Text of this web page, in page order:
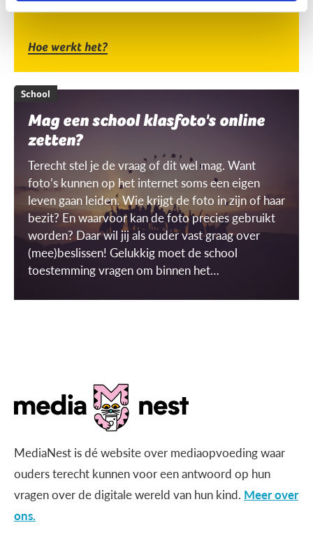
Hoe werkt het?
School
Mag een school klasfoto's online
zetten?
Terecht stel je de vraag of dit wel mag. Want
foto’s kunnen op het internet soms een eigen
leven gaan leiden. Wie krijgt de foto in zijn of haar
bezit? En waarvoor kan de foto precies gebruikt
worden? Daar wil jij als ouder vast graag over
(mee)beslissen! Gelukkig moet de school
toestemming vragen om binnen het
maken én gebruiken. Maar wat is dat dan, een
MediaNest is dé website over mediaopvoeding waar
ouders terecht kunnen voor een antwoord op hun
vragen over de digitale wereld van hun kind. Meer over
ons.